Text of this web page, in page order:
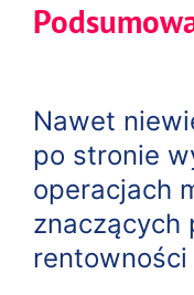
Nawet
po stronie
operacjach
znaczących